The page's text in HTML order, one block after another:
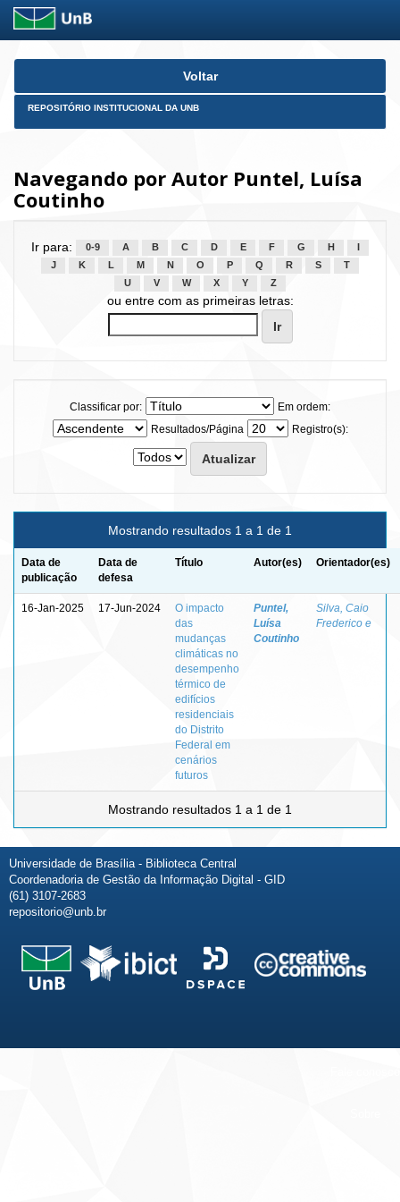
Skip
Voltar
REPOSITÓRIO INSTITUCIONAL DA UNB
Navegando por Autor Puntel, Luísa
Coutinho
Ir para: 0-9 A B C D E F G H
J
K L M N O P Q R S
T
U
V W X Y Z
ou entre com as primeiras letras:
Classificar por:
Em ordem:
Resultados/Página
Registro(s):
Mostrando resultados 1 a 1 de 1
Data de
publicação
Data de
defesa
Título Autor(es) Orientador(es)
16-Jan-2025 17-Jun-2024
O impacto
das
mudanças
climáticas no
desempenho
térmico de
edifícios
residenciais
do Distrito
Federal em
cenários
futuros
Puntel,
Luísa
Coutinho
Silva, Caio
Frederico e
Mostrando resultados 1 a 1 de 1
Universidade de Brasília - Biblioteca Central
Coordenadoria de Gestão da Informação Digital - GID
(61) 3107-2683
repositorio@unb.br